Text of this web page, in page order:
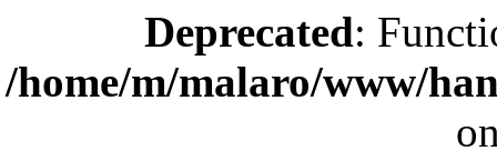
Deprecated:
/home/m/malaro/www/